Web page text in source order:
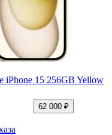
iPhone 15 256GB Yellow
62 000 ₽